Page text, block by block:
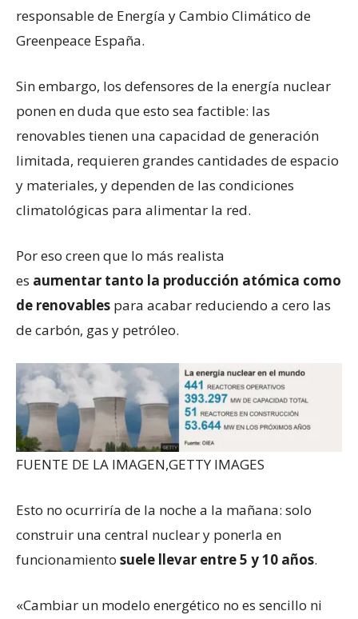
responsable de Energía y Cambio Climático de
Greenpeace España.
Sin embargo, los defensores de la energía nuclear
ponen en duda que esto sea factible: las
renovables tienen una capacidad de generación
limitada, requieren grandes cantidades de espacio
y materiales, y dependen de las condiciones
climatológicas para alimentar la red.
Por eso creen que lo más realista
es aumentar tanto la producción atómica como
de renovables para acabar reduciendo a cero las
de carbón, gas y petróleo.
FUENTE DE LA IMAGEN,GETTY IMAGES
Esto no ocurriría de la noche a la mañana: solo
construir una central nuclear y ponerla en
funcionamiento suele llevar entre 5 y 10 años.
«Cambiar un modelo energético no es sencillo ni